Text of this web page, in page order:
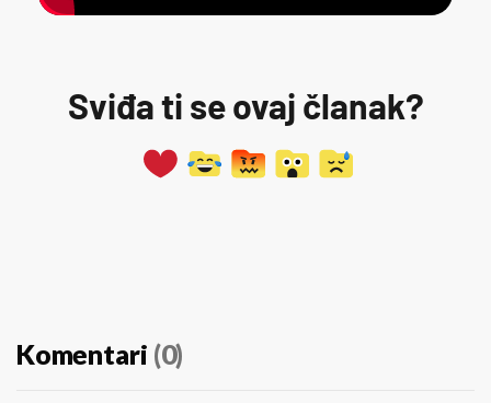
Sviđa ti se ovaj članak?
Komentari (0)